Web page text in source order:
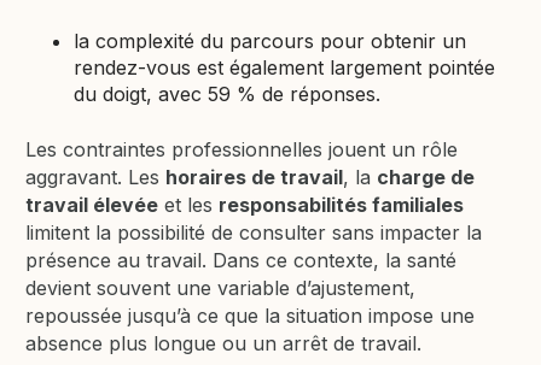
la complexité du parcours pour obtenir un
rendez-vous est également largement pointée
du doigt, avec 59 % de réponses.
Les contraintes professionnelles jouent un rôle
aggravant. Les horaires de travail, la charge de
travail élevée et les responsabilités familiales
limitent la possibilité de consulter sans impacter la
présence au travail. Dans ce contexte, la santé
devient souvent une variable d’ajustement,
repoussée jusqu’à ce que la situation impose une
absence plus longue ou un arrêt de travail.